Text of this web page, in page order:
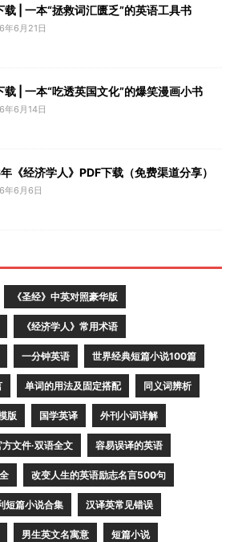
载 | 一本“拯救词汇匮乏”的英语工具书
年6月21日
载 | 一本“吃透英国文化”的爆笑漫画小书
年6月14日
《经济学人》PDF下载（免费渠道分享）
年6月6日
《圣经》中英对照豪华版
《经济学人》常用术语
一分钟英语 世界经典短篇小说100篇
单词的用法及固定搭配 同义词辨析
版 国学英译 外刊小词详解
方文件·双语全文 容易误译的英语
改变人生的英语励志名言500句
短篇小说合集 汉译英常见错误
男生英文名寓意 短篇小说